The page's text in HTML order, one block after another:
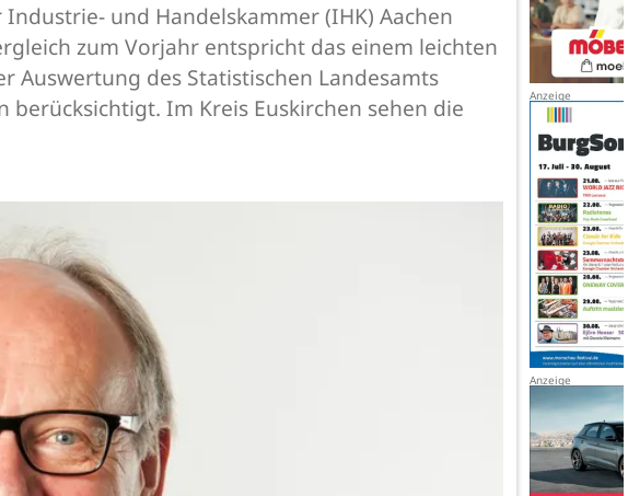
und Handelskammer (IHK) Aachen
zum Vorjahr entspricht das einem leichten
Auswertung des Statistischen Landesamts
berücksichtigt. Im Kreis Euskirchen sehen die